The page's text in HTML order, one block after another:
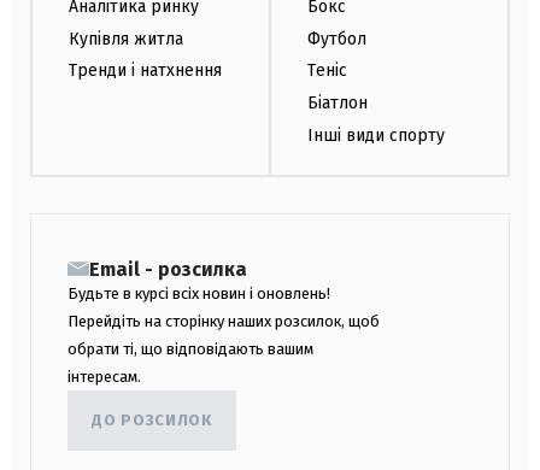
Аналітика ринку
Купівля житла
Тренди і натхнення
Бокс
Футбол
Теніс
Біатлон
Інші види спорту
Email - розсилка
Будьте в курсі всіх новин і оновлень!
Перейдіть на сторінку наших розсилок, щоб
обрати ті, що відповідають вашим
інтересам.
ДО РОЗСИЛОК